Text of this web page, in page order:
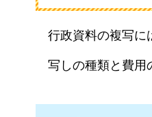
行政資料の複写に
写 しの種類と費用